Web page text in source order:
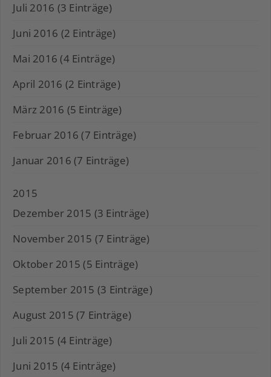
Juli 2016 (3 Einträge)
Juni 2016 (2 Einträge)
Mai 2016 (4 Einträge)
April 2016 (2 Einträge)
März 2016 (5 Einträge)
Februar 2016 (7 Einträge)
Januar 2016 (7 Einträge)
2015
Dezember 2015 (3 Einträge)
November 2015 (7 Einträge)
Oktober 2015 (5 Einträge)
September 2015 (3 Einträge)
August 2015 (7 Einträge)
Juli 2015 (4 Einträge)
Juni 2015 (4 Einträge)